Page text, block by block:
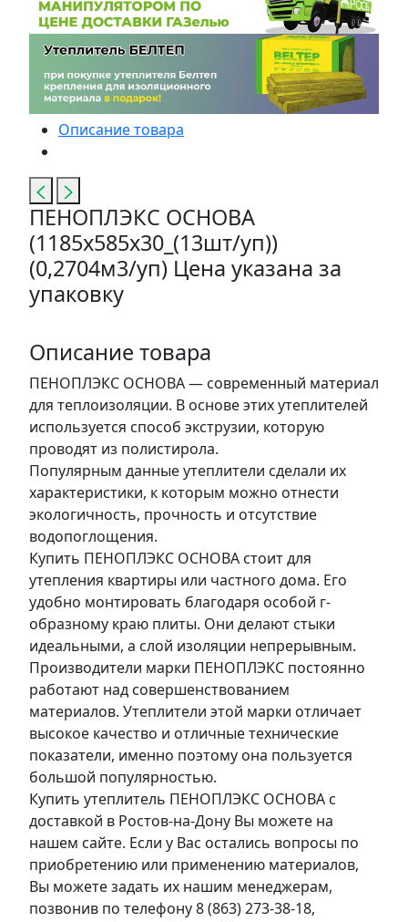
Описание товара
ПЕНОПЛЭКС ОСНОВА
(1185x585x30_(13шт/уп))
(0,2704м3/уп) Цена указана за
упаковку
Описание товара
ПЕНОПЛЭКС ОСНОВА — современный материал
для теплоизоляции. В основе этих утеплителей
используется способ экструзии, которую
проводят из полистирола.
Популярным данные утеплители сделали их
характеристики, к которым можно отнести
экологичность, прочность и отсутствие
водопоглощения.
Купить ПЕНОПЛЭКС ОСНОВА стоит для
утепления квартиры или частного дома. Его
удобно монтировать благодаря особой г-
образному краю плиты. Они делают стыки
идеальными, а слой изоляции непрерывным.
Производители марки ПЕНОПЛЭКС постоянно
работают над совершенствованием
материалов. Утеплители этой марки отличает
высокое качество и отличные технические
показатели, именно поэтому она пользуется
большой популярностью.
Купить утеплитель ПЕНОПЛЭКС ОСНОВА с
доставкой в Ростов-на-Дону Вы можете на
нашем сайте. Если у Вас остались вопросы по
приобретению или применению материалов,
Вы можете задать их нашим менеджерам,
позвонив по телефону 8 (863) 273-38-18,